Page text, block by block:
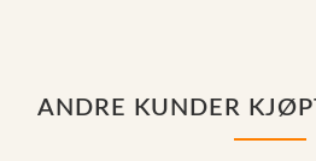
ANDRE KUNDER